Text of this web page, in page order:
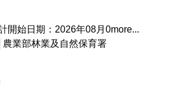
開始日期：2026年08月0more...
業部林業及自然保育署